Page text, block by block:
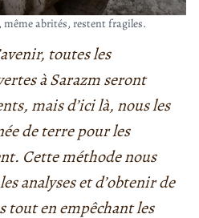
même abrités, restent fragiles.
toutes les
à Sarazm seront
mais d’ici là, nous les
de terre pour les
Cette méthode nous
analyses et d’obtenir de
en empêchant les